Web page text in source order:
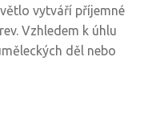
vytváří příjemné
Vzhledem k úhlu
děl nebo